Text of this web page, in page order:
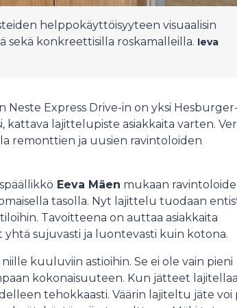
helppokäyttöisyyteen visuaalisin
sekä konkreettisilla roskamalleilla. Ieva
Express Drive-in on yksi Hesburger-
kattava lajittelupiste asiakkaita varten.
remonttien ja uusien ravintoloiden
Eeva Mäen mukaan
tasolla. Nyt lajittelu tuodaan
Tavoitteena on auttaa asiakkaita
sujuvasti ja luontevasti kuin kotona.
kuuluviin astioihin. Se ei ole vain pieni
kokonaisuuteen. Kun jätteet
tehokkaasti. Väärin lajiteltu jäte voi